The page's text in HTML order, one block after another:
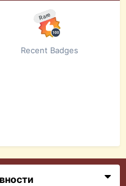
Rare
Recent Badges